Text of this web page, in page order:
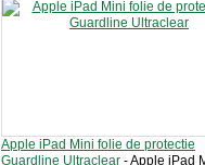
Apple iPad Mini folie de protectie
Guardline Ultraclear - Apple iPad